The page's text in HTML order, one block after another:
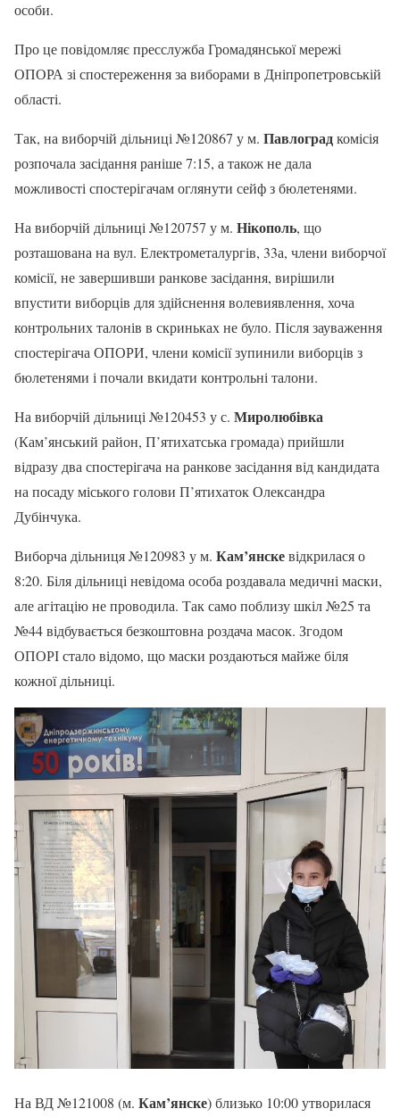
особи.
Про це повідомляє пресслужба Громадянської мережі
ОПОРА зі спостереження за виборами в Дніпропетровській
області.
Так, на виборчій дільниці №120867 у м. Павлоградкомісія
розпочала засідання раніше 7:15, а також не дала
можливості спостерігачам оглянути сейф з бюлетенями.
На виборчій дільниці №120757 у м. Нікополь, що
розташована на вул. Електрометалургів, 33а, члени виборчої
комісії, не завершивши ранкове засідання, вирішили
впустити виборців для здійснення волевиявлення, хоча
контрольних талонів в скриньках не було. Після зауваження
спостерігача ОПОРИ, члени комісії зупинили виборців з
бюлетенями і почали вкидати контрольні талони.
На виборчій дільниці №120453 у с. Миролюбівка
(Кам’янський район, П’ятихатська громада) прийшли
відразу два спостерігача на ранкове засідання від кандидата
на посаду міського голови П’ятихаток Олександра
Дубінчука.
Виборча дільниця №120983 у м. Кам’янскевідкрилася о
8:20. Біля дільниці невідома особа роздавала медичні маски,
але агітацію не проводила. Так само поблизу шкіл №25 та
№44 відбувається безкоштовна роздача масок. Згодом
ОПОРІ стало відомо, що маски роздаються майже біля
кожної дільниці.
На ВД №121008 (м. Кам’янске) близько 10:00 утворилася